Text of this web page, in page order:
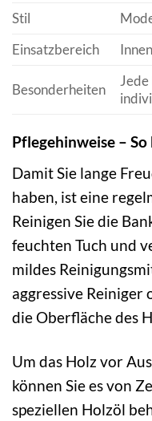
Stil
Einsatzbereich
Besonderheiten
Pflegehinweise –
Damit Sie lange
haben, ist eine
Reinigen Sie die
feuchten Tuch und
mildes
aggressive Reiniger
die Oberfläche des
Um das Holz vor
können Sie es von
speziellen Holzöl